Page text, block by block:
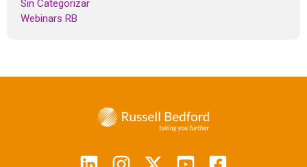
Sin Categorizar
Webinars RB